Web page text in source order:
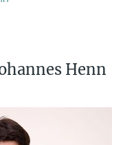
Henn